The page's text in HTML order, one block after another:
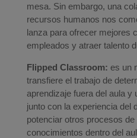
mesa. Sin embargo, una
recursos humanos nos
lanza para ofrecer mejores
empleados y atraer talento
Flipped Classroom: es un
transfiere el trabajo de
aprendizaje fuera del aula y
junto con la experiencia del
potenciar otros procesos
conocimientos dentro del